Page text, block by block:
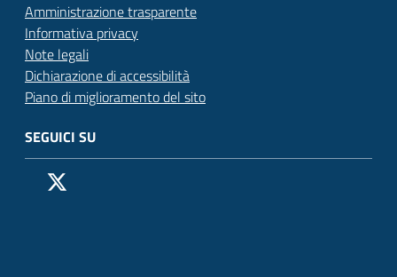
Amministrazione trasparente
Informativa privacy
Note legali
Dichiarazione di accessibilità
Piano di miglioramento del sito
SEGUICI SU
Pagina Facebook del Comune di San Donato Milanese